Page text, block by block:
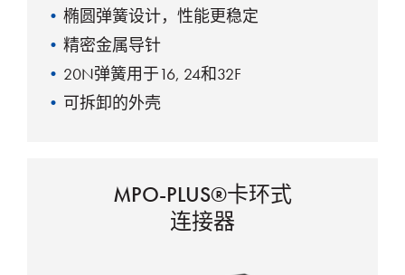
椭圆弹簧设计，性能更稳定
精密金属导针
20N弹簧用于16, 24和32F
可拆卸的外壳
MPO-PLUS®卡环式
连接器